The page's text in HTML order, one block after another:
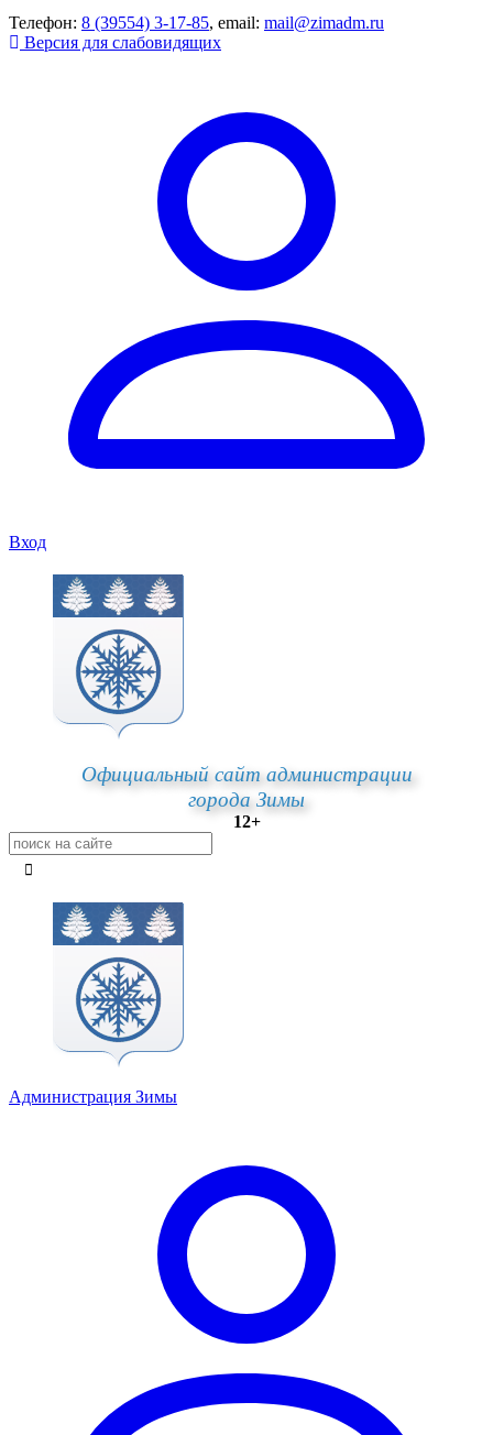
Телефон: 8 (39554) 3-17-85, email: mail@zimadm.ru
Версия для слабовидящих
Вход
Официальный сайт администрации
города Зимы
12+
Администрация Зимы